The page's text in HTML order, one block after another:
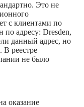
Это не
с клиентами по
по адресу: Dresden,
данный адрес, но
реестре
не было
оказание